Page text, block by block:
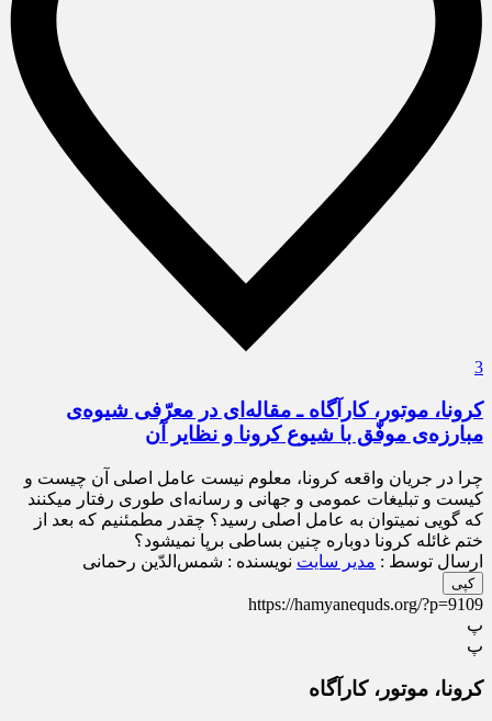
3
کرونا، موتور، کارآگاه ـ مقاله‌ای در معرّفی شیوه‌‍‌ی
مبارزه‌‌ی موفّق با شیوع کرونا و نظایر آن
چرا در جریان واقعه کرونا، معلوم نیست عامل اصلی آن چیست و
کیست و تبلیغات عمومی و جهانی و رسانه‌­ای طوری رفتار می­کنند
که گویی نمی­توان به عامل اصلی رسید؟ چقدر مطمئنیم که بعد از
ختم غائله کرونا دوباره چنین بساطی برپا نمی­شود؟
ارسال توسط : مدیر سایت نویسنده : شمس‌الدّین رحمانی
کپی
https://hamyanequds.org/?p=9109
پ
پ
کرونا، موتور، کارآگاه